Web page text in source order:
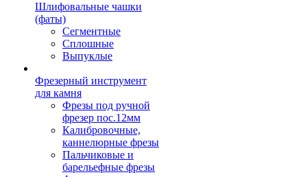
Шлифовальные чашки
(фаты)
Сегментные
Сплошные
Выпуклые
Фрезерный инструмент
для камня
Фрезы под ручной
фрезер пос.12мм
Калибровочные,
каннелюрные фрезы
Пальчиковые и
барельефные фрезы